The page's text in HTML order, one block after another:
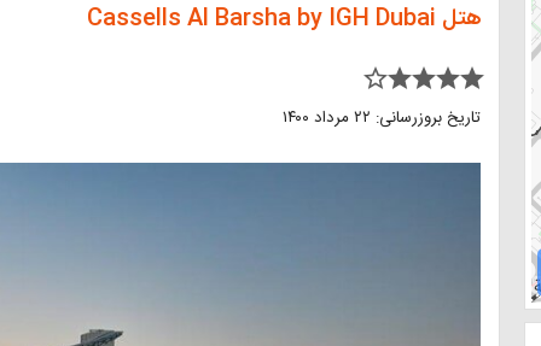
هتل Cassells Al Barsha by IGH Dubai
star_border star star star star
تاریخ بروزرسانی: ۲۲ مرداد ۱۴۰۰